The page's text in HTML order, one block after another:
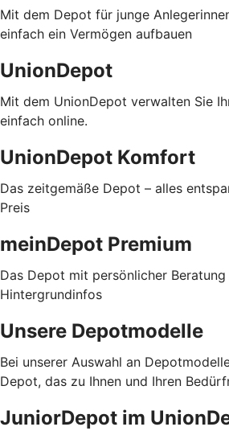
Mit dem Depot für junge
einfach ein Vermögen aufbauen
UnionDepot
Mit dem UnionDepot verwalten Sie
einfach online.
UnionDepot Komfort
Das zeitgemäße Depot – alles
Preis
meinDepot Premium
Das Depot mit persönlicher
Hintergrundinfos
Unsere Depotmodelle
Bei unserer Auswahl an
Depot, das zu Ihnen und Ihren
JuniorDepot im